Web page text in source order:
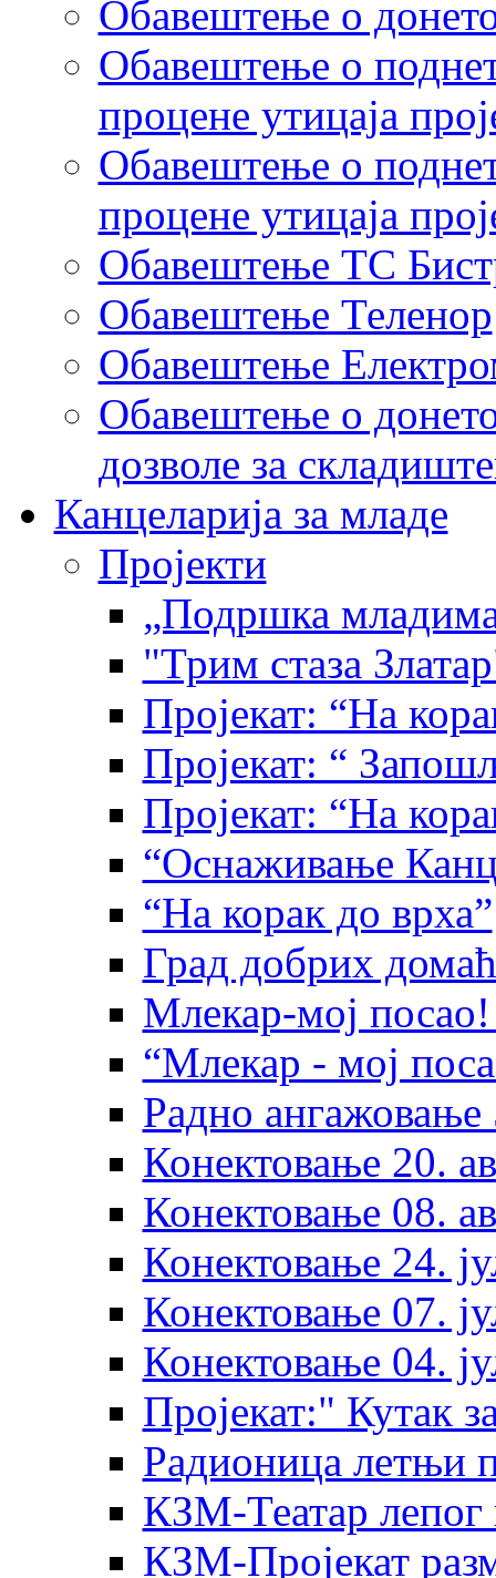
Обавештење о
Обавештење о
процене утицаја
Обавештење о
процене утицаја
Обавештење ТС
Oбавештење Теленор
Обавештење
Обавештење о
дозволе за
Канцеларија за младе
Пројекти
„Подршка
"Трим стаза
Пројекат: “На
Пројекат: “
Пројекат: “На
“Оснаживање
“На корак до врха”
Град добрих
Млекар-мој
“Млекар - мој
Радно ангажовање
Конектовање 20.
Конектовање 08.
Конектовање 24.
Конектовање 07.
Конектовање 04.
Пројекат:" Кутак
Радионица летњи
КЗМ-Театар лепог
КЗМ-Пројекат